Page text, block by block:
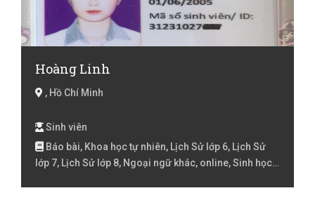
Hoàng Linh
, Hồ Chí Minh
Sinh viên
Báo bài, Khoa học tự nhiên, Lịch Sử lớp 6, Lịch Sử
lớp 7, Lịch Sử lớp 8, Ngoại ngữ khác, online, Sinh học